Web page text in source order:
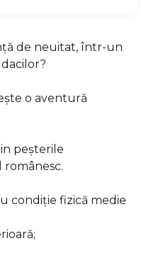
de neuitat, într-un
o aventură
peșterile
condiție fizică medie